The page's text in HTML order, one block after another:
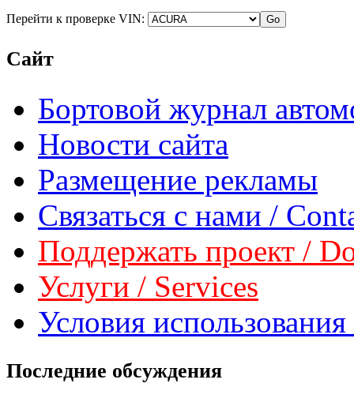
Перейти к проверке VIN:
Сайт
Бортовой журнал
Новости сайта
Размещение рекламы
Связаться с нами /
Поддержать проект /
Услуги / Services
Условия
Последние обсуждения